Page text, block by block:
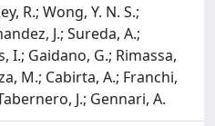
R.; Wong, Y. N. S.;
J.; Sureda, A.;
I.; Gaidano, G.; Rimassa,
M.; Cabirta, A.; Franchi,
J.; Gennari, A.